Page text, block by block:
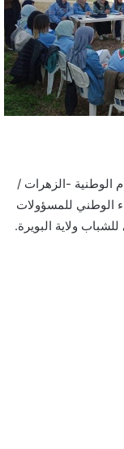
-الزهرات /
الوطني للمسؤولات
ولاية البويرة.